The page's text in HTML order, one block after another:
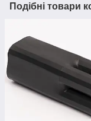
Подібні товари